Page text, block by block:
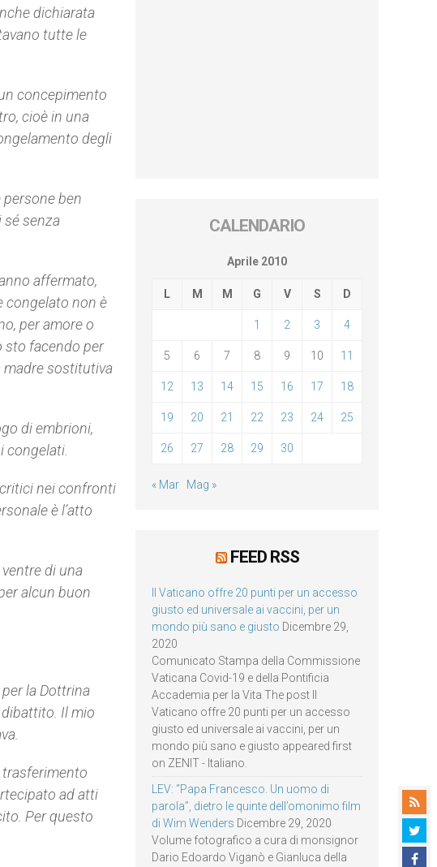
dichiarata
tutte le
concepimento
cioè in una
degli
ben
sé senza
affermato,
congelato non è
per amore o
sto facendo per
madre sostitutiva
di embrioni,
congelati.
nei confronti
è l’atto
di una
alcun buon
la Dottrina
Il mio
trasferimento
ad atti
Per questo
CALENDARIO
Aprile 2010
L M M G V S D
1 2 3 4
5 6 7 8 9 10 11
12 13 14 15 16 17 18
19 20 21 22 23 24 25
26 27 28 29 30
« Mar Mag »
FEED RSS
Il Vaticano offre 20 punti per un accesso
giusto ed universale ai vaccini, per un
mondo più sano e giusto Dicembre 29,
2020
Comunicato Stampa della Commissione
Vaticana Covid-19 e della Pontificia
Accademia per la Vita The post Il
Vaticano offre 20 punti per un accesso
giusto ed universale ai vaccini, per un
mondo più sano e giusto appeared first
on ZENIT - Italiano.
LEV: “Papa Francesco. Un uomo di
parola”, dietro le quinte dell’omonimo film
di Wim Wenders Dicembre 29, 2020
Volume fotografico a cura di monsignor
Dario Edoardo Viganò e Gianluca della